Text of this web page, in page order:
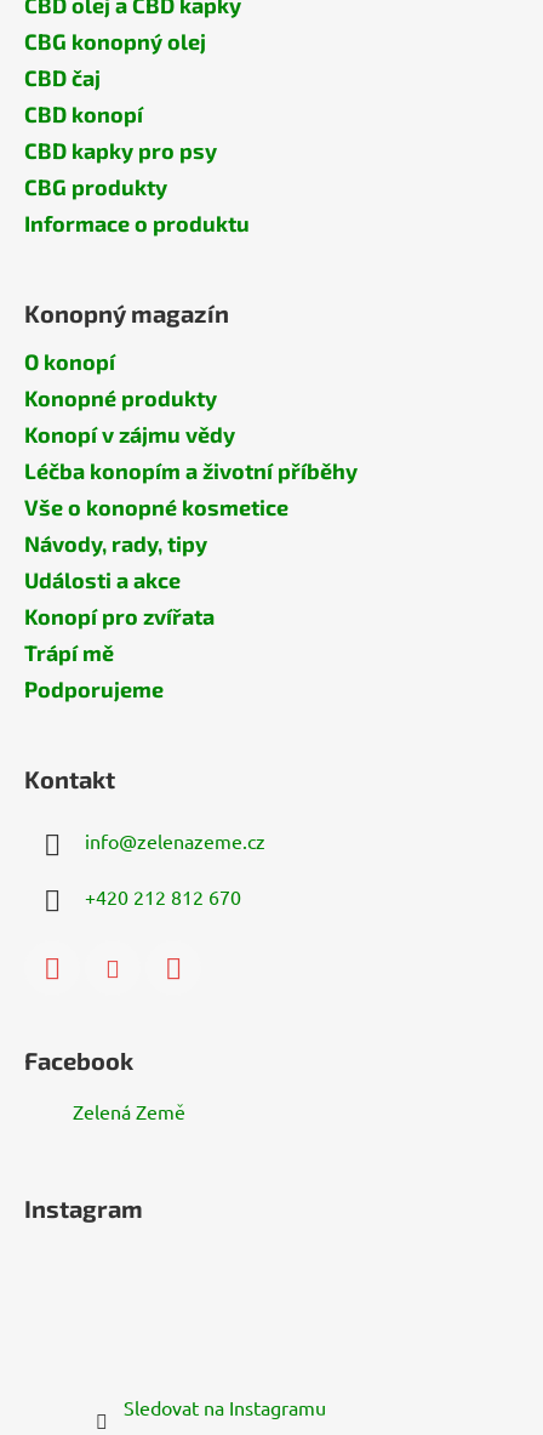
CBG konopný olej
CBD čaj
CBD konopí
CBD kapky pro psy
CBG produkty
Informace o produktu
Konopný magazín
O konopí
Konopné produkty
Konopí v zájmu vědy
Léčba konopím a životní příběhy
Vše o konopné kosmetice
Návody, rady, tipy
Události a akce
Konopí pro zvířata
Trápí mě
Podporujeme
Kontakt
info@zelenazeme.cz
+420 212 812 670
Facebook
Zelená Země
Instagram
Sledovat na Instagramu